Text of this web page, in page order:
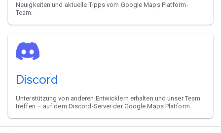
Neuigkeiten und aktuelle Tipps vom Google Maps Platform-
Team.
Discord
Unterstützung von anderen Entwicklern erhalten und unser Team
treffen – auf dem Discord-Server der Google Maps Platform.